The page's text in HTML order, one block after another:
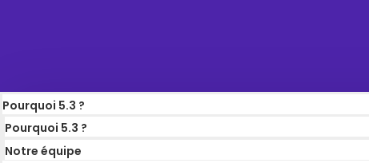
Pourquoi 5.3 ?
Pourquoi 5.3 ?
Notre équipe